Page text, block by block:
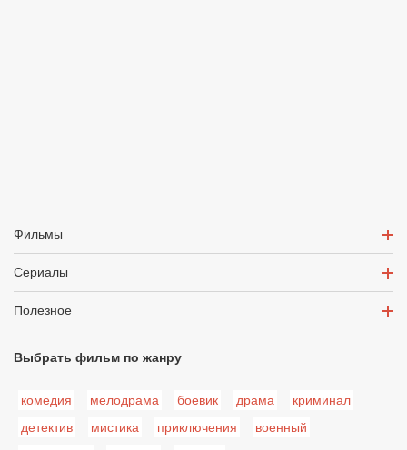
Фильмы
Сериалы
Полезное
Выбрать фильм по жанру
комедия мелодрама боевик драма
криминал
детектив
мистика приключения
военный